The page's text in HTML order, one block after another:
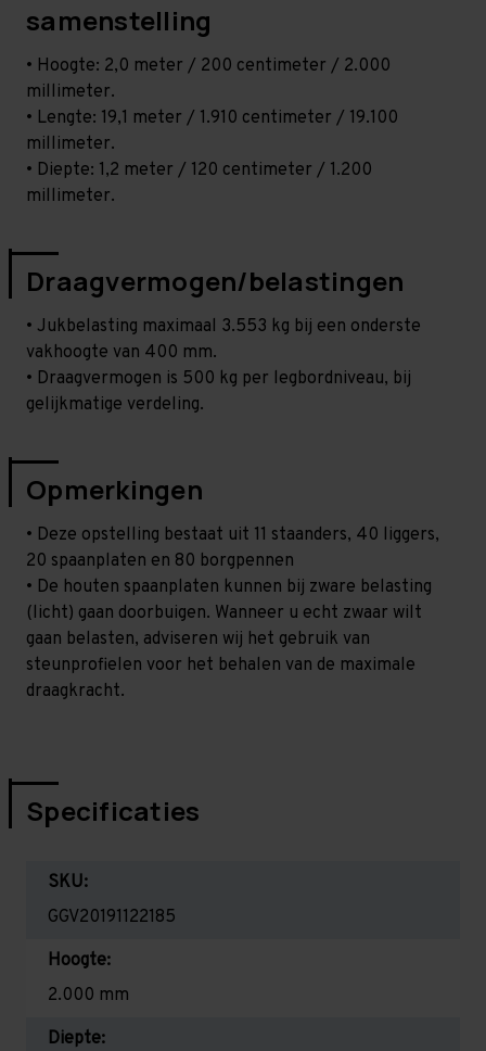
samenstelling
• Hoogte: 2,0 meter / 200 centimeter / 2.000
millimeter.
• Lengte: 19,1 meter / 1.910 centimeter / 19.100
millimeter.
• Diepte: 1,2 meter / 120 centimeter / 1.200
millimeter.
Draagvermogen/belastingen
• Jukbelasting maximaal 3.553 kg bij een onderste
vakhoogte van 400 mm.
• Draagvermogen is 500 kg per legbordniveau, bij
gelijkmatige verdeling.
Opmerkingen
• Deze opstelling bestaat uit 11 staanders, 40 liggers,
20 spaanplaten en 80 borgpennen
• De houten spaanplaten kunnen bij zware belasting
(licht) gaan doorbuigen. Wanneer u echt zwaar wilt
gaan belasten, adviseren wij het gebruik van
steunprofielen voor het behalen van de maximale
draagkracht.
Specificaties
SKU:
GGV20191122185
Hoogte:
2.000 mm
Diepte: